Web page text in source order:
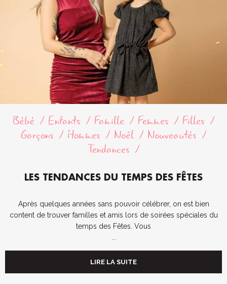
Bébé Enfants Famille Femmes
Filles
Garçons
Hommes Noël
Nouveautés
Tendances
LES TENDANCES DU TEMPS DES FÊTES
Après quelques années sans pouvoir célébrer, on est bien
content de trouver familles et amis lors de soirées spéciales du
temps des Fêtes. Vous
LIRE LA SUITE